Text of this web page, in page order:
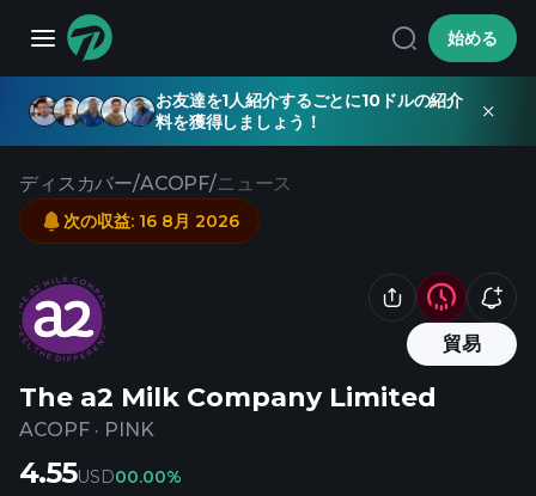
始める
お友達を1人紹介するごとに10ドルの紹介
料を獲得しましょう！
ディスカバー/ACOPF/ニュース
貿易
The a2 Milk Company Limited
ACOPF · PINK
次の収益: 16 8月 2026
4.55USD00.00%